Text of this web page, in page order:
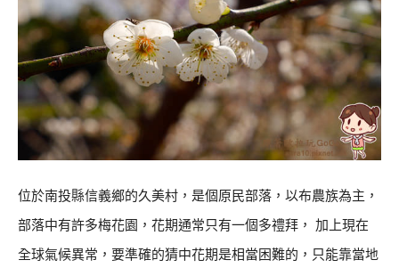
位於南投縣信義鄉的久美村，是個原民部落，以布農族為主，
部落中有許多梅花園，花期通常只有一個多禮拜， 加上現在
全球氣候異常，要準確的猜中花期是相當困難的，只能靠當地